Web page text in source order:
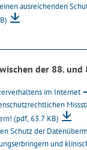
ausreichenden
der 88. und
im Internet
(pdf, 63.7 KB)
Schutz der
und